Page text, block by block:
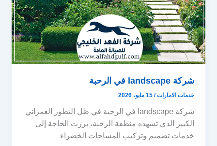
شركة landscape في الرحبة
خدمات الامارات/15 مايو، 2026
شركة landscape في الرحبة في ظل التطور العمراني
الكبير الذي تشهده منطقة الرحبة، برزت الحاجة إلى
خدمات تصميم وتركيب المساحات الخضراء